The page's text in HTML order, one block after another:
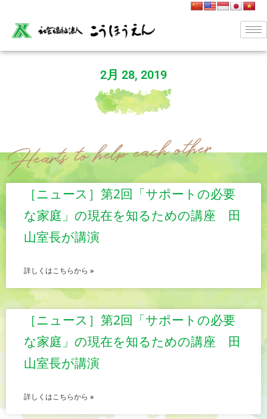
2月 28, 2019
［ニュース］第2回「サポートの必要
な家庭」の現在を知るための講座 田
山室長が講演
詳しくはこちらから »
［ニュース］第2回「サポートの必要
な家庭」の現在を知るための講座 田
山室長が講演
詳しくはこちらから »